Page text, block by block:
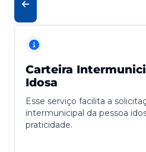
Carteira
Idosa
Esse serviço facilita a
intermunicipal da pessoa
praticidade.